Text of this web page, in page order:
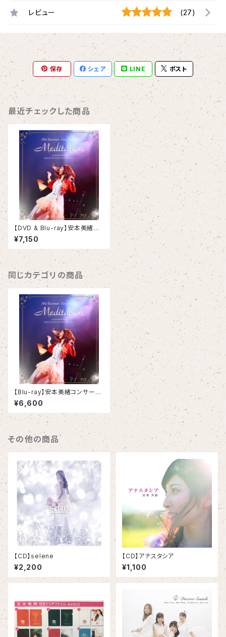
レビュー (27)
保存 シェア LINE ポスト
最近チェックした商品
【DVD & Blu-ray】安本美緒コ
ンサート2017「Meditation」
¥7,150
同じカテゴリの商品
【Blu-ray】安本美緒コンサート
2017「Meditation」
¥6,600
その他の商品
【CD】selene
¥2,200
【CD】アナスタシア
¥1,100